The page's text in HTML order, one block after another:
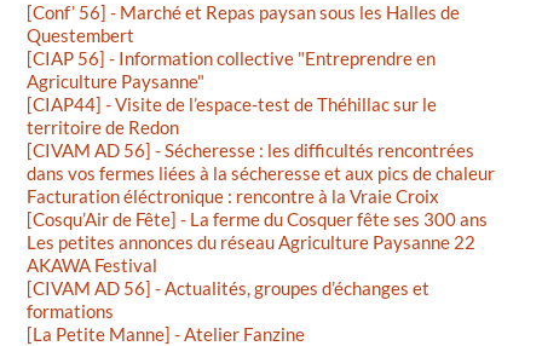
[Conf’ 56] - Marché et Repas paysan sous les Halles de
Questembert
[CIAP 56] - Information collective "Entreprendre en
Agriculture Paysanne"
[CIAP44] - Visite de l’espace-test de Théhillac sur le
territoire de Redon
[CIVAM AD 56] - Sécheresse : les difficultés rencontrées
dans vos fermes liées à la sécheresse et aux pics de chaleur
Facturation éléctronique : rencontre à la Vraie Croix
[Cosqu’Air de Fête] - La ferme du Cosquer fête ses 300 ans
Les petites annonces du réseau Agriculture Paysanne 22
AKAWA Festival
[CIVAM AD 56] - Actualités, groupes d’échanges et
formations
[La Petite Manne] - Atelier Fanzine